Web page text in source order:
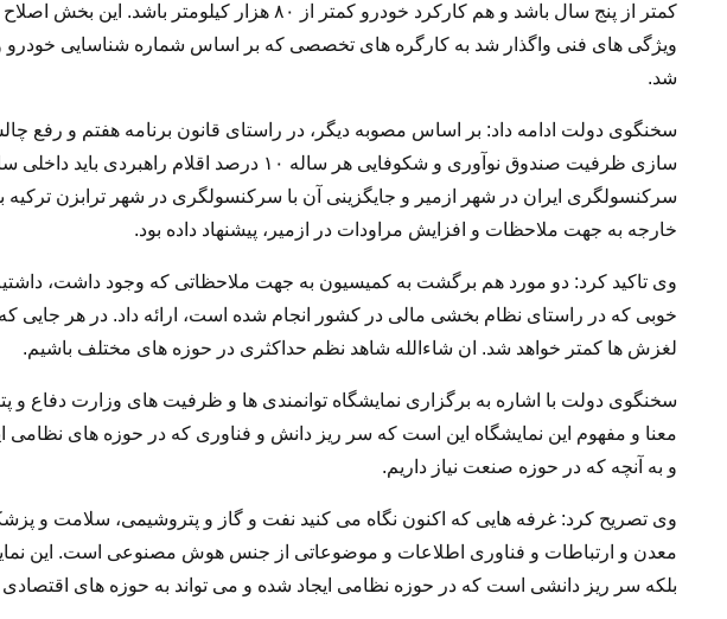
کمتر از پنج سال باشد و هم کارکرد خودرو کمتر از ۸۰
ویژگی های فنی واگذار شد به کارگره های تخصصی که بر اساس شماره شناسایی خودرو و
شد.
سخنگوی دولت ادامه داد: بر اساس مصوبه دیگر، در راستای قانون برنامه هفتم و رفع
سازی ظرفیت صندوق نوآوری و شکوفایی هر ساله ۱۰ درصد
سرکنسولگری ایران در شهر ازمیر و جایگزینی آن با سرکنسولگری در شهر ترابزن ترکیه
خارجه به جهت ملاحظات و افزایش مراودات در ازمیر، پیشنهاد داده بود.
وی تاکید کرد: دو مورد هم برگشت به کمیسیون به جهت ملاحظاتی که وجود داشت،
خوبی که در راستای نظام بخشی مالی در کشور انجام شده است، ارائه داد. در هر جایی
لغزش ها کمتر خواهد شد. ان شاءالله شاهد نظم حداکثری در حوزه های مختلف باشیم.
سخنگوی دولت با اشاره به برگزاری نمایشگاه توانمندی ها و ظرفیت های وزارت دفاع و
معنا و مفهوم این نمایشگاه این است که سر ریز دانش و فناوری که در حوزه های نظامی
و به آنچه که در حوزه صنعت نیاز داریم.
وی تصریح کرد: غرفه هایی که اکنون نگاه می کنید نفت و گاز و پتروشیمی، سلامت و
معدن و ارتباطات و فناوری اطلاعات و موضوعاتی از جنس هوش مصنوعی است. این
بلکه سر ریز دانشی است که در حوزه نظامی ایجاد شده و می تواند به حوزه های